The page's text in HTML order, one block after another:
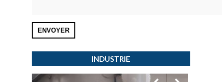
INDUSTRIE